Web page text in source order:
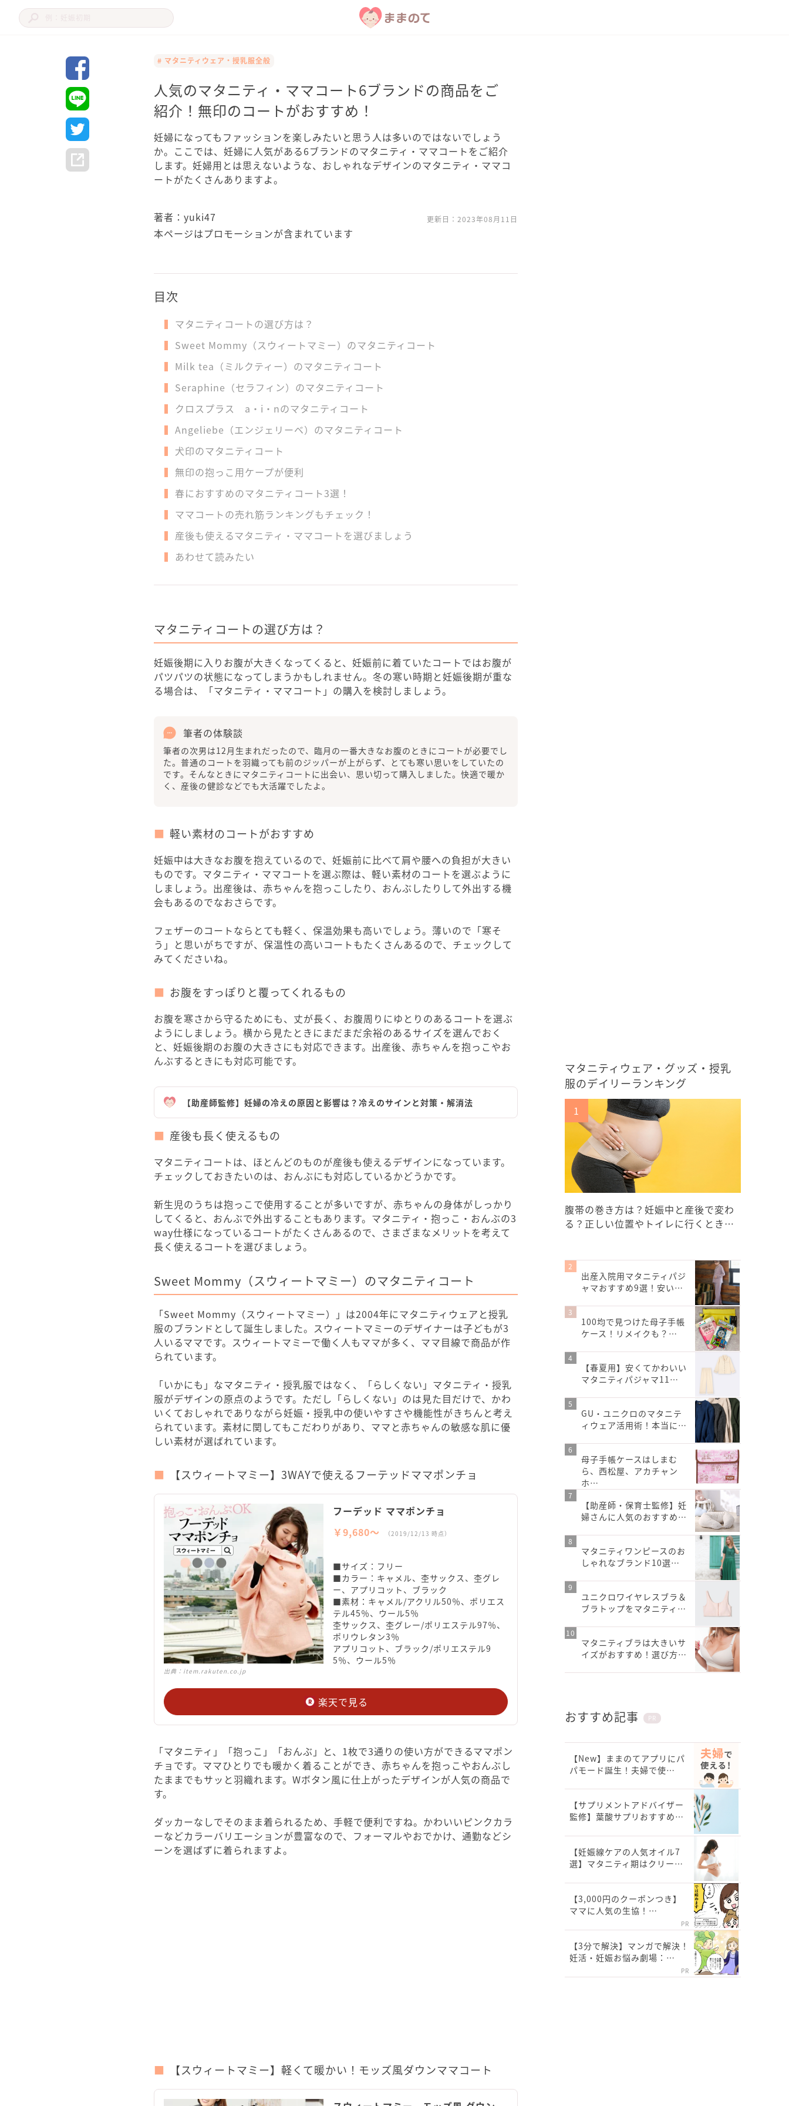
# マタニティウェア・授乳服全般
人気のマタニティ・ママコート6ブランドの商品をご
紹介！無印のコートがおすすめ！
妊婦になってもファッションを楽しみたいと思う人は多いのではないでしょう
か。ここでは、妊婦に人気がある6ブランドのマタニティ・ママコートをご紹介
します。妊婦用とは思えないような、おしゃれなデザインのマタニティ・ママコ
ートがたくさんありますよ。
著者：yuki47 更新日： 2023年08月11日
本ページはプロモーションが含まれています
目次
マタニティコートの選び方は？
Sweet Mommy（スウィートマミー）のマタニティコート
Milk tea（ミルクティー）のマタニティコート
Seraphine（セラフィン）のマタニティコート
クロスプラス a・i・nのマタニティコート
Angeliebe（エンジェリーベ）のマタニティコート
犬印のマタニティコート
無印の抱っこ用ケープが便利
春におすすめのマタニティコート3選！
ママコートの売れ筋ランキングもチェック！
産後も使えるマタニティ・ママコートを選びましょう
あわせて読みたい
マタニティコートの選び方は？
妊娠後期に入りお腹が大きくなってくると、妊娠前に着ていたコートではお腹が
パツパツの状態になってしまうかもしれません。冬の寒い時期と妊娠後期が重な
る場合は、「マタニティ・ママコート」の購入を検討しましょう。
筆者の体験談
筆者の次男は12月生まれだったので、臨月の一番大きなお腹のときにコートが必要でし
た。普通のコートを羽織っても前のジッパーが上がらず、とても寒い思いをしていたの
です。そんなときにマタニティコートに出会い、思い切って購入しました。快適で暖か
く、産後の健診などでも大活躍でしたよ。
軽い素材のコートがおすすめ
妊娠中は大きなお腹を抱えているので、妊娠前に比べて肩や腰への負担が大きい
ものです。マタニティ・ママコートを選ぶ際は、軽い素材のコートを選ぶように
しましょう。出産後は、赤ちゃんを抱っこしたり、おんぶしたりして外出する機
会もあるのでなおさらです。
フェザーのコートならとても軽く、保温効果も高いでしょう。薄いので「寒そ
う」と思いがちですが、保温性の高いコートもたくさんあるので、チェックして
みてくださいね。
お腹をすっぽりと覆ってくれるもの
お腹を寒さから守るためにも、丈が長く、お腹周りにゆとりのあるコートを選ぶ
ようにしましょう。横から見たときにまだまだ余裕のあるサイズを選んでおく
と、妊娠後期のお腹の大きさにも対応できます。出産後、赤ちゃんを抱っこやお
んぶするときにも対応可能です。
【助産師監修】妊婦の冷えの原因と影響は？冷えのサインと対策・解消法
産後も長く使えるもの
マタニティコートは、ほとんどのものが産後も使えるデザインになっています。
チェックしておきたいのは、おんぶにも対応しているかどうかです。
新生児のうちは抱っこで使用することが多いですが、赤ちゃんの身体がしっかり
してくると、おんぶで外出することもあります。マタニティ・抱っこ・おんぶの3
way仕様になっているコートがたくさんあるので、さまざまなメリットを考えて
長く使えるコートを選びましょう。
Sweet Mommy（スウィートマミー）のマタニティコート
「Sweet Mommy（スウィートマミー）」は2004年にマタニティウェアと授乳
服のブランドとして誕生しました。スウィートマミーのデザイナーは子どもが3
人いるママです。スウィートマミーで働く人もママが多く、ママ目線で商品が作
られています。
「いかにも」なマタニティ・授乳服ではなく、「らしくない」マタニティ・授乳
服がデザインの原点のようです。ただし「らしくない」のは見た目だけで、かわ
いくておしゃれでありながら妊娠・授乳中の使いやすさや機能性がきちんと考え
られています。素材に関してもこだわりがあり、ママと赤ちゃんの敏感な肌に優
しい素材が選ばれています。
【スウィートマミー】3WAYで使えるフーテッドママポンチョ
出典： item.rakuten.co.jp
フーデッド ママポンチョ
￥9,680〜
（2019/12/13 時点）
■サイズ：フリー
■カラー：キャメル、杢サックス、杢グレ
ー、アプリコット、ブラック
■素材：キャメル/アクリル50％、ポリエス
テル45％、ウール5％
杢サックス、杢グレー/ポリエステル97％、
ポリウレタン3％
アプリコット、ブラック/ポリエステル9
5％、ウール5％
楽天で見る
「マタニティ」「抱っこ」「おんぶ」と、1枚で3通りの使い方ができるママポン
チョです。ママひとりでも暖かく着ることができ、赤ちゃんを抱っこやおんぶし
たままでもサッと羽織れます。Wボタン風に仕上がったデザインが人気の商品で
す。
ダッカーなしでそのまま着られるため、手軽で便利ですね。かわいいピンクカラ
ーなどカラーバリエーションが豊富なので、フォーマルやおでかけ、通勤などシ
ーンを選ばずに着られますよ。
【スウィートマミー】軽くて暖かい！モッズ風ダウンママコート
マタニティウェア・グッズ・授乳
服のデイリーランキング
腹帯の巻き方は？妊娠中と産後で変わ
る？正しい位置やトイレに行くとき…
出産入院用マタニティパジ
ャマおすすめ9選！安い…
100均で見つけた母子手帳
ケース！リメイクも？…
【春夏用】安くてかわいい
マタニティパジャマ11…
GU・ユニクロのマタニテ
ィウェア活用術！本当に…
母子手帳ケースはしまむ
ら、西松屋、アカチャン
ホ…
【助産師・保育士監修】妊
婦さんに人気のおすすめ…
マタニティワンピースのお
しゃれなブランド10選…
ユニクロワイヤレスブラ＆
ブラトップをマタニティ…
マタニティブラは大きいサ
イズがおすすめ！選び方…
おすすめ記事 PR
【New】ままのてアプリにパ
パモード誕生！夫婦で使…
【サプリメントアドバイザー
監修】葉酸サプリおすすめ…
【妊娠線ケアの人気オイル7
選】マタニティ期はクリー…
【3,000円のクーポンつき】
ママに人気の生協！…
PR
【3分で解決】マンガで解決！
妊活・妊娠お悩み劇場：…
PR